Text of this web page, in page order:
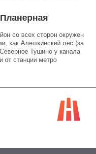
со всех сторон окружен
как Алешкинский лес (за
Тушино у канала
от станции метро